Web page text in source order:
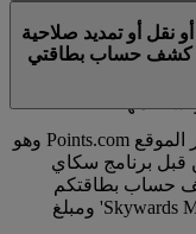
واردز لطيران
العائلة. وهذا يعني أنه
لحسابات برنامج
نقل أو تمديد صلاحية
كشف حساب بطاقتي
سيتم إجراء العمليات الخاصة بكم عبر الموقع Points.com وهو
برنامج سكاي
حساب بطاقتكم
الائتمانية، ستظهر عبارة ‘Skywards Miles by PTS' ومبلغ